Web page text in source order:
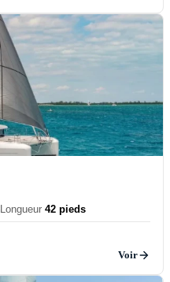
Longueur 42 pieds
Voir